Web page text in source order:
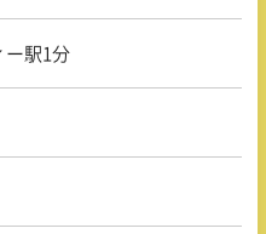
ー駅1分